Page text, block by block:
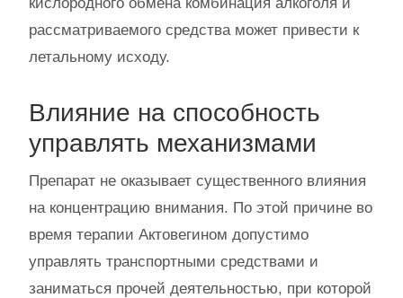
рассматриваемого средства может привести к
летальному исходу.
Влияние на способность
управлять механизмами
Препарат не оказывает существенного влияния
на концентрацию внимания. По этой причине во
время терапии Актовегином допустимо
управлять транспортными средствами и
заниматься прочей деятельностью, при которой